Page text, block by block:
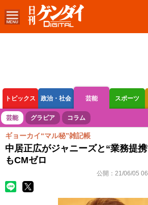
トピックス 政治・社会 芸能 スポーツ
ボートレース 競輪 オートレース
芸能 グラビア コラム
ギョーカイ“マル秘”雑記帳
中居正広がジャニーズと“業務提
もCMゼロ
公開： 21/06/05